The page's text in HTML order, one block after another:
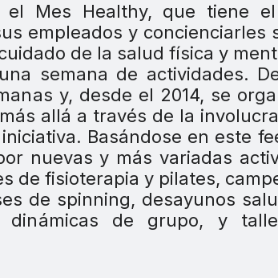
el Mes Healthy, que tiene
empleados y concienciarles
de la salud física y
semana de actividades.
y, desde el 2014, se
allá a través de la
Basándose en este
nuevas y más variadas
de fisioterapia y pilates,
de spinning, desayunos
dinámicas de grupo, y